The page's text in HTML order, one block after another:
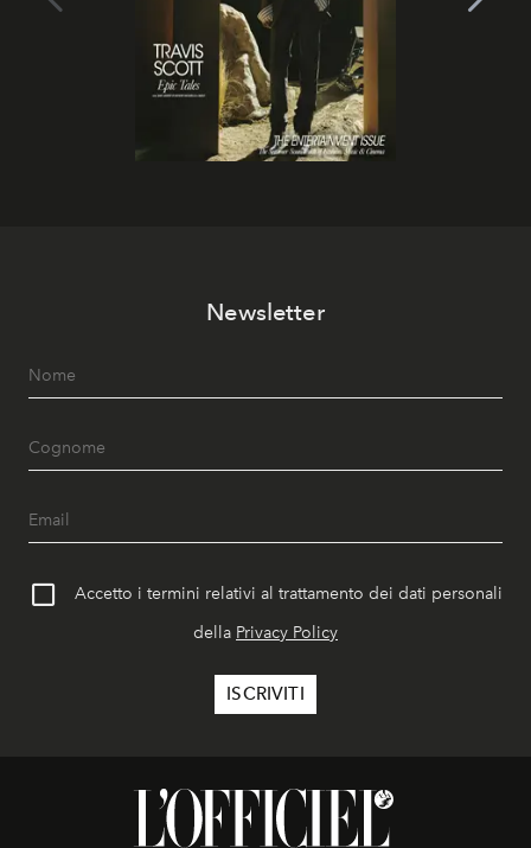
Newsletter
Accetto i termini relativi al trattamento dei dati personali
della Privacy Policy